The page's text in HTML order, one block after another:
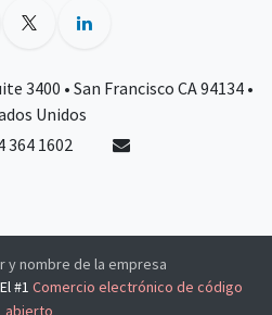
3400 • San Francisco CA 94134 •
Unidos
364 1602
y nombre de la empresa
#1Comercio electrónico de código
abierto